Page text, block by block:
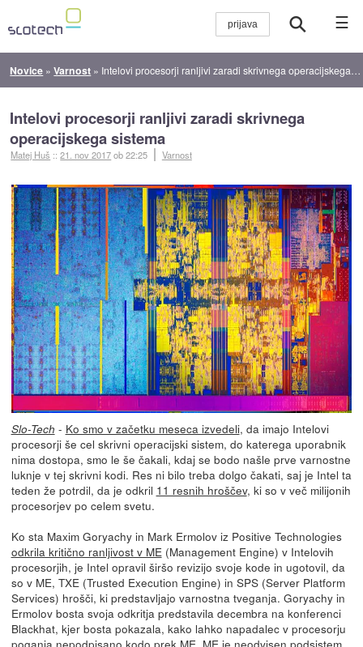
☰
Novice »Varnost » Intelovi procesorji ranljivi zaradi skrivnega operacijskega sistema
Intelovi procesorji ranljivi zaradi skrivnega
operacijskega sistema
Matej Huš ::21. nov 2017ob 22:25 Varnost
Slo-Tech - Ko smo v začetku meseca izvedeli, da imajo Intelovi
procesorji še cel skrivni operacijski sistem, do katerega uporabnik
nima dostopa, smo le še čakali, kdaj se bodo našle prve varnostne
luknje v tej skrivni kodi. Res ni bilo treba dolgo čakati, saj je Intel ta
teden že potrdil, da je odkril 11 resnih hroščev, ki so v več milijonih
procesorjev po celem svetu.
Ko sta Maxim Goryachy in Mark Ermolov iz Positive Technologies
odkrila kritično ranljivost v ME (Management Engine) v Intelovih
procesorjih, je Intel opravil širšo revizijo svoje kode in ugotovil, da
so v ME, TXE (Trusted Execution Engine) in SPS (Server Platform
Services) hrošči, ki predstavljajo varnostna tveganja. Goryachy in
Ermolov bosta svoja odkritja predstavila decembra na konferenci
Blackhat, kjer bosta pokazala, kako lahko napadalec v procesorju
poganja nepodpisano kodo prek ME. ME je neodvisen podsistem,